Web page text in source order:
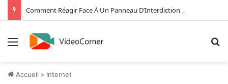
Menu
Accueil > Internet